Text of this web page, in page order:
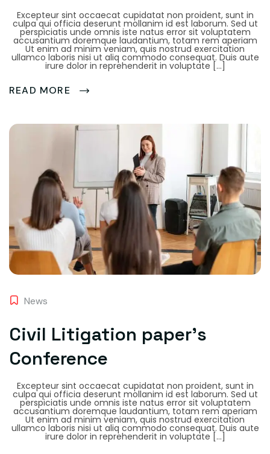
Excepteur sint occaecat cupidatat non proident, sunt in
culpa qui officia deserunt mollanim id est laborum. Sed ut
perspiciatis unde omnis iste natus error sit voluptatem
accusantium doremque laudantium, totam rem aperiam
Ut enim ad minim veniam, quis nostrud exercitation
ullamco laboris nisi ut aliq commodo consequat. Duis aute
irure dolor in reprehenderit in voluptate […]
READ MORE
News
Civil Litigation paper’s
Conference
Excepteur sint occaecat cupidatat non proident, sunt in
culpa qui officia deserunt mollanim id est laborum. Sed ut
perspiciatis unde omnis iste natus error sit voluptatem
accusantium doremque laudantium, totam rem aperiam
Ut enim ad minim veniam, quis nostrud exercitation
ullamco laboris nisi ut aliq commodo consequat. Duis aute
irure dolor in reprehenderit in voluptate […]